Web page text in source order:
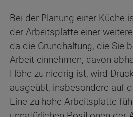
Bei der Planung einer Küche
der Arbeitsplatte einer
da die Grundhaltung, die Sie
Arbeit einnehmen, davon
Höhe zu niedrig ist, wird
ausgeübt, insbesondere auf
Eine zu hohe Arbeitsplatte